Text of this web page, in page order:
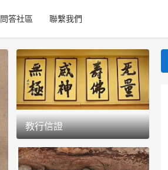
問答社區 聯繫我們
教行信證